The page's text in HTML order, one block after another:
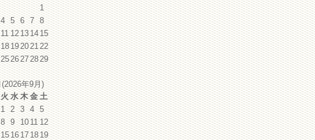
1
4 5 6 7 8
11 12 13 14 15
18 19202122
2526272829
年9月)
火 水 木 金 土
1 2 3 4 5
8 9 10 11 12
15 16 17 18 19